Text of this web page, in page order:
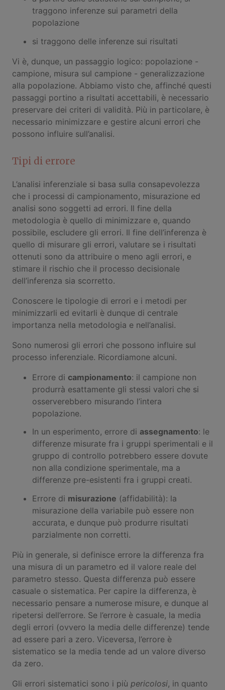
traggono inferenze sui parametri della
popolazione
si traggono delle inferenze sui risultati
Vi è, dunque, un passaggio logico: popolazione -
campione, misura sul campione - generalizzazione
alla popolazione. Abbiamo visto che, affinché questi
passaggi portino a risultati accettabili, è necessario
preservare dei criteri di validità. Più in particolare, è
necessario minimizzare e gestire alcuni errori che
possono influire sull’analisi.
Tipi di errore
L’analisi inferenziale si basa sulla consapevolezza
che i processi di campionamento, misurazione ed
analisi sono soggetti ad errori. Il fine della
metodologia è quello di minimizzare e, quando
possibile, escludere gli errori. Il fine dell’inferenza è
quello di misurare gli errori, valutare se i risultati
ottenuti sono da attribuire o meno agli errori, e
stimare il rischio che il processo decisionale
dell’inferenza sia scorretto.
Conoscere le tipologie di errori e i metodi per
minimizzarli ed evitarli è dunque di centrale
importanza nella metodologia e nell’analisi.
Sono numerosi gli errori che possono influire sul
processo inferenziale. Ricordiamone alcuni.
Errore di campionamento: il campione non
produrrà esattamente gli stessi valori che si
osserverebbero misurando l’intera
popolazione.
In un esperimento, errore di assegnamento: le
differenze misurate fra i gruppi sperimentali e il
gruppo di controllo potrebbero essere dovute
non alla condizione sperimentale, ma a
differenze pre-esistenti fra i gruppi creati.
Errore di misurazione (affidabilità): la
misurazione della variabile può essere non
accurata, e dunque può produrre risultati
parzialmente non corretti.
Più in generale, si definisce errore la differenza fra
una misura di un parametro ed il valore reale del
parametro stesso. Questa differenza può essere
casuale o sistematica. Per capire la differenza, è
necessario pensare a numerose misure, e dunque al
ripetersi dell’errore. Se l’errore è casuale, la media
degli errori (ovvero la media delle differenze) tende
ad essere pari a zero. Viceversa, l’errore è
sistematico se la media tende ad un valore diverso
da zero.
Gli errori sistematici sono i più pericolosi, in quanto